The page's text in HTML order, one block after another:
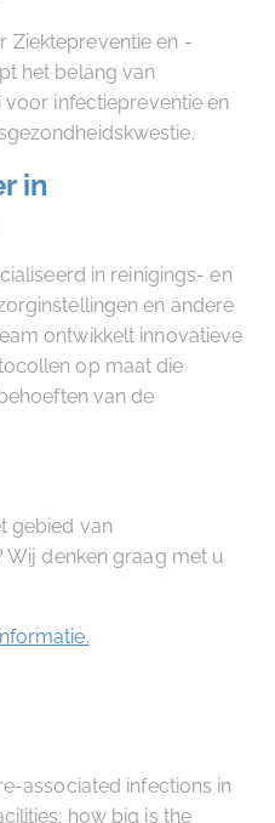
Ziektepreventie en -
het belang van
infectiepreventie en
in
in reinigings- en
en andere
ontwikkelt innovatieve
op maat die
van de
gebied van
Wij denken graag met u
associated infections in
how big is the